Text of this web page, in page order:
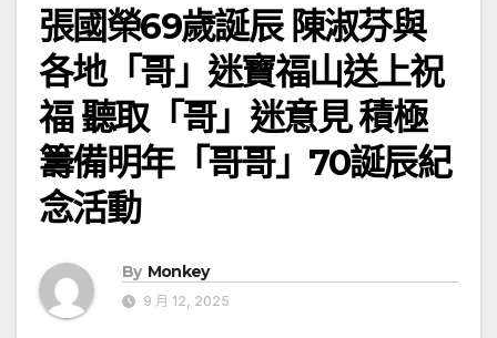
張國榮69歲誕辰 陳淑芬與
各地「哥」迷寶福山送上祝
福 聽取「哥」迷意見 積極
籌備明年「哥哥」70誕辰紀
念活動
By Monkey
9 月 12, 2025